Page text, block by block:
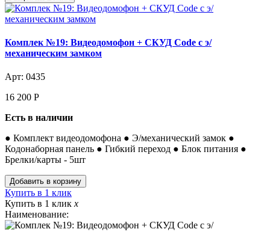
Комплек №19: Видеодомофон + СКУД Code с э/
механическим замком
Арт: 0435
16 200 Р
Есть в наличии
● Комплект видеодомофона ● Э/механический замок ●
Кодонаборная панель ● Гибкий переход ● Блок питания ●
Брелки/карты - 5шт
Купить в 1 клик
Купить в 1 клик x
Наименование: